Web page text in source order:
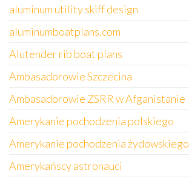
aluminum utility skiff design
aluminumboatplans.com
Alutender rib boat plans
Ambasadorowie Szczecina
Ambasadorowie ZSRR w Afganistanie
Amerykanie pochodzenia polskiego
Amerykanie pochodzenia żydowskiego
Amerykańscy astronauci